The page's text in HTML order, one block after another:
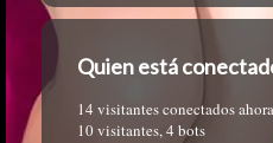
Quien está
14 visitantes conectados ahora
10 visitantes,4 bots